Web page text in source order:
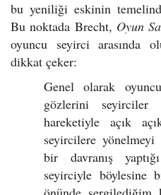
bu yeniliği eskinin
Bu noktada Brecht, Oyun
oyuncu seyirci arasında
dikkat çeker:
Genel olarak
gözlerini seyirciler
hareketiyle açık
seyircilere
bir davranış
seyirciyle böylesine